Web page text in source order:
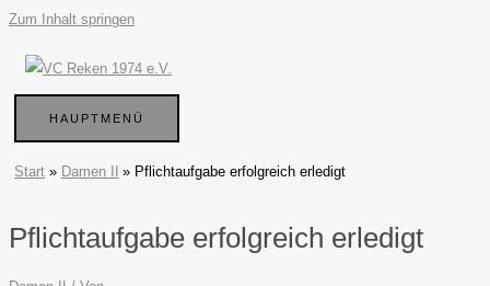
Zum Inhalt springen
HAUPTMENÜ
Start Damen II Pflichtaufgabe erfolgreich erledigt
Pflichtaufgabe erfolgreich erledigt